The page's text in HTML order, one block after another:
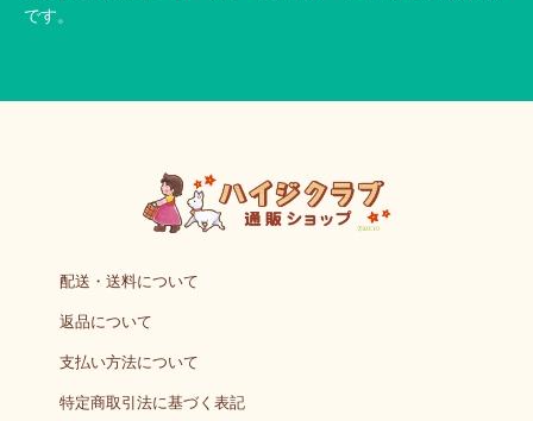
です。
配送・送料について
返品について
支払い方法について
特定商取引法に基づく表記